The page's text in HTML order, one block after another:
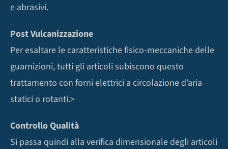
e abrasivi.
Post Vulcanizzazione
Per esaltare le caratteristiche fisico-meccaniche delle
guarnizioni, tutti gli articoli subiscono questo
trattamento con forni elettrici a circolazione d’aria
statici o rotanti.>
Controllo Qualità
Si passa quindi alla verifica dimensionale degli articoli